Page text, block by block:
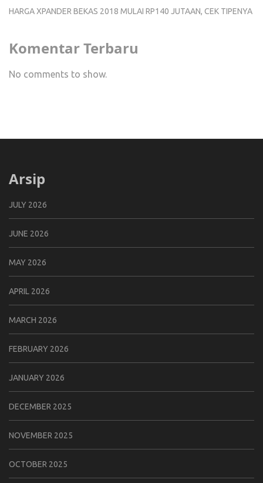
HARGA XPANDER BEKAS 2018 MULAI RP140 JUTAAN, CEK TIPENYA
Komentar Terbaru
No comments to show.
Arsip
JULY 2026
JUNE 2026
MAY 2026
APRIL 2026
MARCH 2026
FEBRUARY 2026
JANUARY 2026
DECEMBER 2025
NOVEMBER 2025
OCTOBER 2025